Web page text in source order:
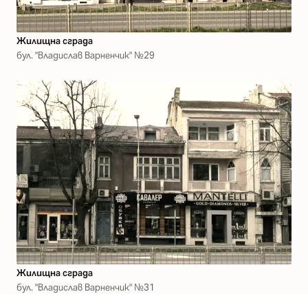
Жилищна сграда
бул. "Владислав Варненчик" №29
Жилищна сграда
бул. "Владислав Варненчик" №31